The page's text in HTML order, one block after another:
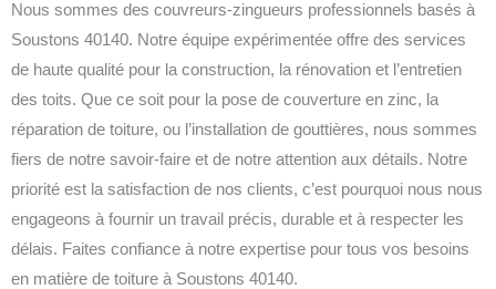
Nous sommes des couvreurs-zingueurs professionnels basés à
Soustons 40140. Notre équipe expérimentée offre des services
de haute qualité pour la construction, la rénovation et l’entretien
des toits. Que ce soit pour la pose de couverture en zinc, la
réparation de toiture, ou l’installation de gouttières, nous sommes
fiers de notre savoir-faire et de notre attention aux détails. Notre
priorité est la satisfaction de nos clients, c’est pourquoi nous nous
engageons à fournir un travail précis, durable et à respecter les
délais. Faites confiance à notre expertise pour tous vos besoins
en matière de toiture à Soustons 40140.